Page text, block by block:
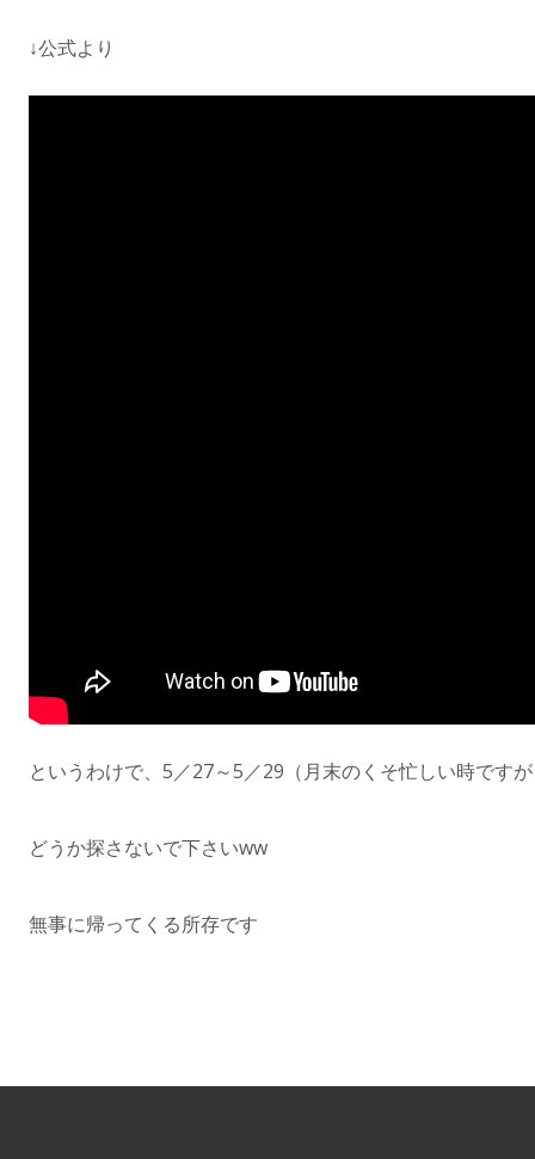
↓公式より
というわけで、5／27～5／29（月末のくそ忙しい時です
どうか探さないで下さいww
無事に帰ってくる所存です